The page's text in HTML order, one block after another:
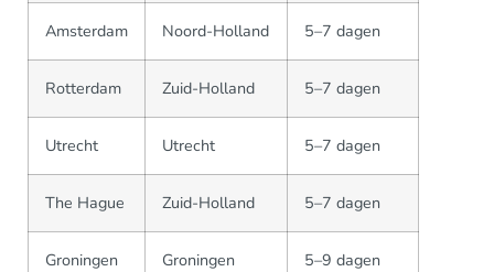
Amsterdam Noord-Holland 5–7 dagen
Rotterdam Zuid-Holland 5–7 dagen
Utrecht Utrecht 5–7 dagen
The Hague Zuid-Holland 5–7 dagen
Groningen Groningen 5–9 dagen